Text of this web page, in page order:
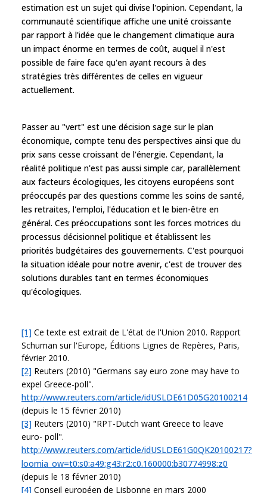
estimation est un sujet qui divise l'opinion. Cependant, la
communauté scientifique affiche une unité croissante
par rapport à l'idée que le changement climatique aura
un impact énorme en termes de coût, auquel il n'est
possible de faire face qu'en ayant recours à des
stratégies très différentes de celles en vigueur
actuellement.
Passer au "vert" est une décision sage sur le plan
économique, compte tenu des perspectives ainsi que du
prix sans cesse croissant de l'énergie. Cependant, la
réalité politique n'est pas aussi simple car, parallèlement
aux facteurs écologiques, les citoyens européens sont
préoccupés par des questions comme les soins de santé,
les retraites, l'emploi, l'éducation et le bien-être en
général. Ces préoccupations sont les forces motrices du
processus décisionnel politique et établissent les
priorités budgétaires des gouvernements. C'est pourquoi
la situation idéale pour notre avenir, c'est de trouver des
solutions durables tant en termes économiques
qu'écologiques.
[1] Ce texte est extrait de L'état de l'Union 2010. Rapport
Schuman sur l'Europe, Éditions Lignes de Repères, Paris,
février 2010.
[2] Reuters (2010) "Germans say euro zone may have to
expel Greece-poll".
http://www.reuters.com/article/idUSLDE61D05G20100214
(depuis le 15 février 2010)
[3] Reuters (2010) "RPT-Dutch want Greece to leave
euro- poll".
http://www.reuters.com/article/idUSLDE61G0QK20100217?
loomia_ow=t0:s0:a49:g43:r2:c0.160000:b30774998:z0
(depuis le 18 février 2010)
[4] Conseil européen de Lisbonne en mars 2000